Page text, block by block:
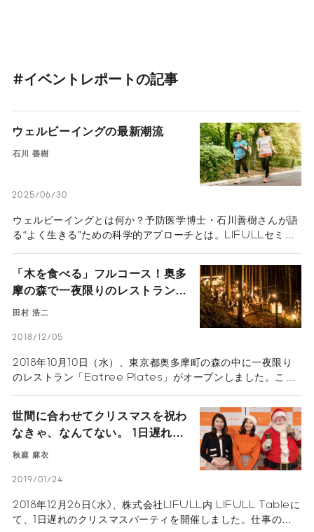
#イベントレポートの記事
ウェルビーイングの最新潮流
石川 善樹
2025/06/30
ウェルビーイングとは何か？予防医学博士・石川善樹さんが語
る“よく生きる”ための科学的アプローチとは。LIFULLセミナ
「木を食べる」フルコース！奥多
摩の森で一夜限りのレストランを
オープン
田村 浩二
2018/12/05
2018年10月10日（水）、東京都奥多摩町の森の中に一夜限り
のレストラン「Eatree Plates」がオープンしました。これ
Cuisine-」の第1弾。地球上でまだ光が当たっていない素材に
フォーカスし、その素材を食べることが地球と人のためにな
る、そんな新たな食材を見つけるプロジェクトです。第1弾の
テーマは「間伐材」。国土の約3分の2を森林が占め、世界有
数の森林大国である日本ですが、近年では木材需要の低迷や輸
入材の増加、人件費による経営コストの上昇などにより林業の
運び出さない「伐り捨て間伐」が問題化しています。このよう
な問題に着目し、間伐材＝木を食べるという新たな食体験、そ
世間に合わせてクリスマスを祝わ
なきゃ、なんてない。 1日遅れの
クリスマスパーティーを開催
秋庭 麻衣
2019/01/24
2018年12月26日(水)、株式会社LIFULL内 LIFULL Tableに
て、1日遅れのクリスマスパーティを開催しました。仕事の都